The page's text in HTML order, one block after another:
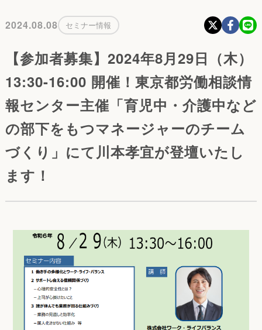
2024.08.08 セミナー情報
【参加者募集】2024年8月29日（木）
13:30-16:00 開催！東京都労働相談情
報センター主催「育児中・介護中など
の部下をもつマネージャーのチーム
づくり」にて川本孝宜が登壇いたし
ます！